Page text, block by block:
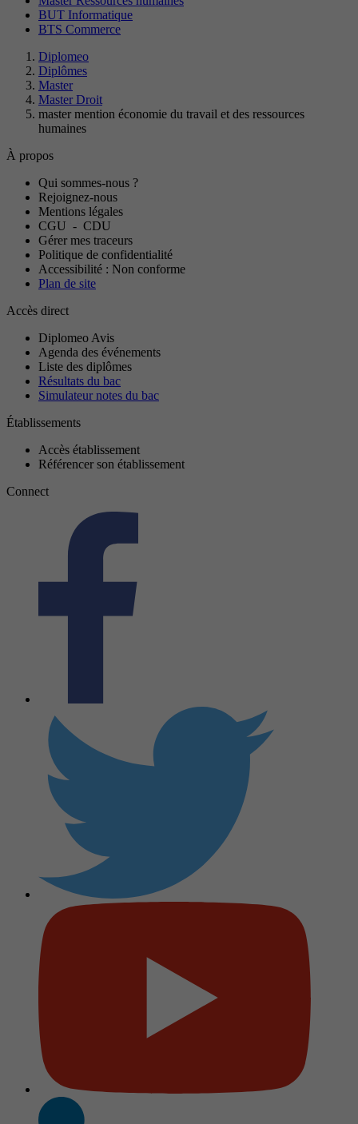
BUT Informatique
BTS Commerce
Diplomeo
Diplômes
Master
Master Droit
master mention économie du travail et des ressources
humaines
À propos
Qui sommes-nous ?
Rejoignez-nous
Mentions légales
CGU - CDU
Gérer mes traceurs
Politique de confidentialité
Accessibilité : Non conforme
Plan de site
Accès direct
Diplomeo Avis
Agenda des événements
Liste des diplômes
Résultats du bac
Simulateur notes du bac
Établissements
Accès établissement
Référencer son établissement
Connect